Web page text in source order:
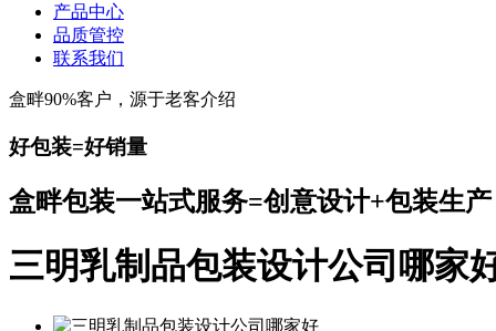
产品中心
品质管控
联系我们
盒畔90%客户，源于老客介绍
好包装=好销量
盒畔包装一站式服务=创意设计+包装生产
三明乳制品包装设计公司哪家